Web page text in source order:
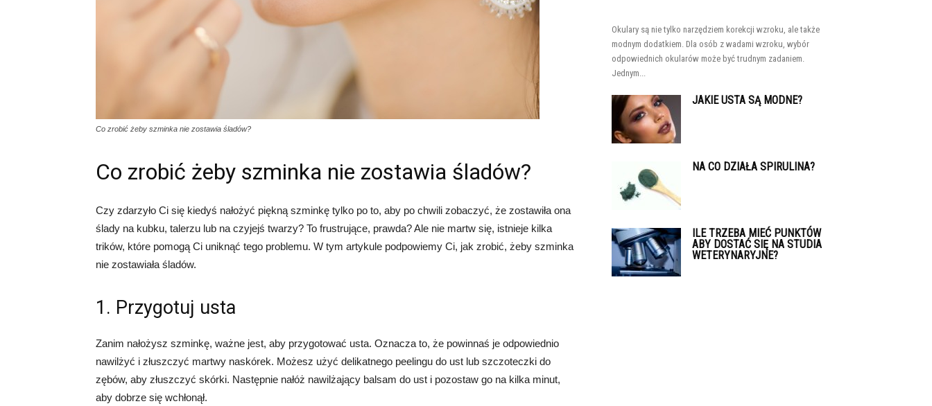
Co zrobić żeby szminka nie zostawia śladów?
Co zrobić żeby szminka nie zostawia śladów?
Czy zdarzyło Ci się kiedyś nałożyć piękną szminkę tylko po to, aby po chwili zobaczyć, że zostawiła ona
ślady na kubku, talerzu lub na czyjejś twarzy? To frustrujące, prawda? Ale nie martw się, istnieje kilka
trików, które pomogą Ci uniknąć tego problemu. W tym artykule podpowiemy Ci, jak zrobić, żeby szminka
nie zostawiała śladów.
1. Przygotuj usta
Zanim nałożysz szminkę, ważne jest, aby przygotować usta. Oznacza to, że powinnaś je odpowiednio
nawilżyć i złuszczyć martwy naskórek. Możesz użyć delikatnego peelingu do ust lub szczoteczki do
zębów, aby złuszczyć skórki. Następnie nałóż nawilżający balsam do ust i pozostaw go na kilka minut,
aby dobrze się wchłonął.
Okulary są nie tylko narzędziem korekcji wzroku, ale także
modnym dodatkiem. Dla osób z wadami wzroku, wybór
odpowiednich okularów może być trudnym zadaniem.
Jednym...
JAKIE USTA SĄ MODNE?
NA CO DZIAŁA SPIRULINA?
ILE TRZEBA MIEĆ PUNKTÓW
ABY DOSTAĆ SIĘ NA STUDIA
WETERYNARYJNE?